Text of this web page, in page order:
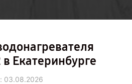
Екатеринбурге
03.08.2026